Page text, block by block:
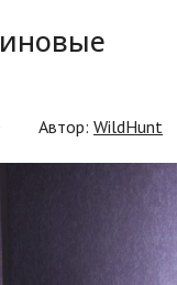
Автор: WildHunt